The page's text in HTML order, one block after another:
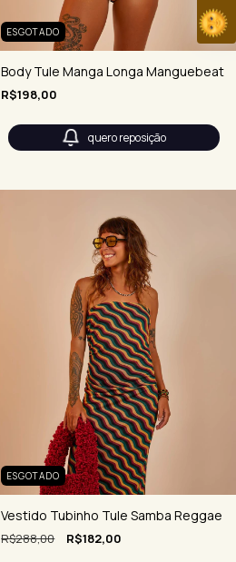
ESGOTADO
Body Tule Manga Longa Manguebeat
R$198,00
quero reposição
ESGOTADO
Vestido Tubinho Tule Samba Reggae
R$288,00 R$182,00